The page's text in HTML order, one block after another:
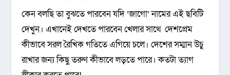
কেন বলছি তা বুঝতে পারবেন যদি ‘জাগো’ নামের এই ছবিটি
দেখুন। এখানেই দেখতে পারবেন খেলার সাথে দেশপ্রেম
কীভাবে সরল রৈখিক গতিতে এগিয়ে চলে। দেশের সম্মান উচু
রাখার জন্য কিছু তরুণ কীভাবে লড়তে পারে। কতটা ত্যাগ